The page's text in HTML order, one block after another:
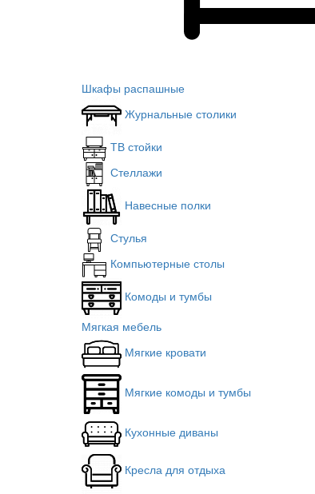
Шкафы распашные
Журнальные столики
ТВ стойки
Стеллажи
Навесные полки
Стулья
Компьютерные столы
Комоды и тумбы
Мягкая мебель
Мягкие кровати
Мягкие комоды и тумбы
Кухонные диваны
Кресла для отдыха